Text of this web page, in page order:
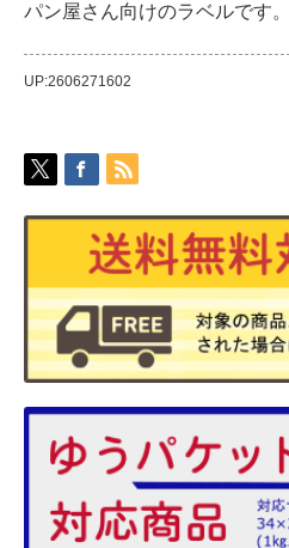
パン屋さん向けのラベルです。
UP:2606271602